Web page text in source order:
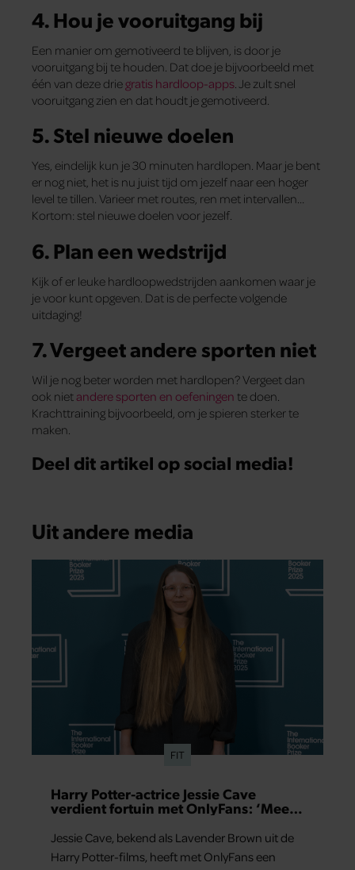
4. Hou je vooruitgang bij
Een manier om gemotiveerd te blijven, is door je
vooruitgang bij te houden. Dat doe je bijvoorbeeld met
één van deze driegratis hardloop-apps. Je zult snel
vooruitgang zien en dat houdt je gemotiveerd.
5. Stel nieuwe doelen
Yes, eindelijk kun je 30 minuten hardlopen. Maar je bent
er nog niet, het is nu juist tijd om jezelf naar een hoger
level te tillen. Varieer met routes, ren met intervallen…
Kortom: stel nieuwe doelen voor jezelf.
6. Plan een wedstrijd
Kijk of er leuke hardloopwedstrijden aankomen waar je
je voor kunt opgeven. Dat is de perfecte volgende
uitdaging!
7. Vergeet andere sporten niet
Wil je nog beter worden met hardlopen? Vergeet dan
ook niet andere sporten en oefeningen te doen.
Krachttraining bijvoorbeeld, om je spieren sterker te
maken.
Deel dit artikel op social media!
Uit andere media
FIT
Harry Potter-actrice Jessie Cave
verdient fortuin met OnlyFans: ‘Meer
dan in hele acteercarrière’
Jessie Cave, bekend als Lavender Brown uit de
Harry Potter-films, heeft met OnlyFans een